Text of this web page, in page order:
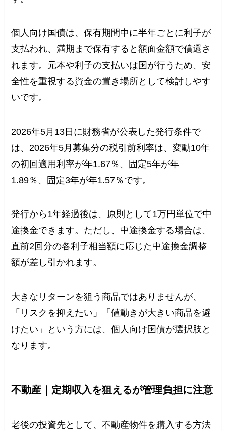
個人向け国債は、保有期間中に半年ごとに利子が
支払われ、満期まで保有すると額面金額で償還さ
れます。元本や利子の支払いは国が行うため、安
全性を重視する資金の置き場所として検討しやす
いです。
2026年5月13日に財務省が公表した発行条件で
は、2026年5月募集分の税引前利率は、変動10年
の初回適用利率が年1.67％、固定5年が年
1.89％、固定3年が年1.57％です。
発行から1年経過後は、原則として1万円単位で中
途換金できます。ただし、中途換金する場合は、
直前2回分の各利子相当額に応じた中途換金調整
額が差し引かれます。
大きなリターンを狙う商品ではありませんが、
「リスクを抑えたい」「値動きが大きい商品を避
けたい」という方には、個人向け国債が選択肢と
なります。
不動産｜定期収入を狙えるが管理負担に注意
老後の投資先として、不動産物件を購入する方法